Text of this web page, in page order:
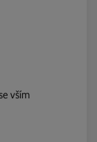
vším